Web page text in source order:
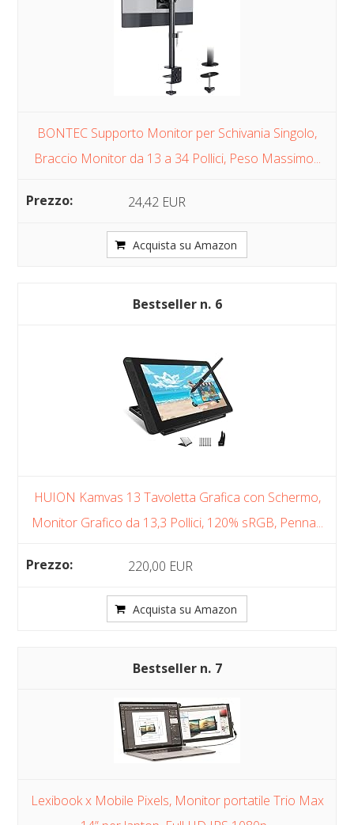
BONTEC Supporto Monitor per Schivania Singolo,
Braccio Monitor da 13 a 34 Pollici, Peso Massimo...
24,42 EUR
Acquista su Amazon
6
HUION Kamvas 13 Tavoletta Grafica con Schermo,
Monitor Grafico da 13,3 Pollici, 120% sRGB, Penna...
220,00 EUR
Acquista su Amazon
7
Lexibook x Mobile Pixels, Monitor portatile Trio Max